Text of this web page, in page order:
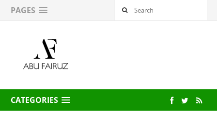
PAGES
CATEGORIES